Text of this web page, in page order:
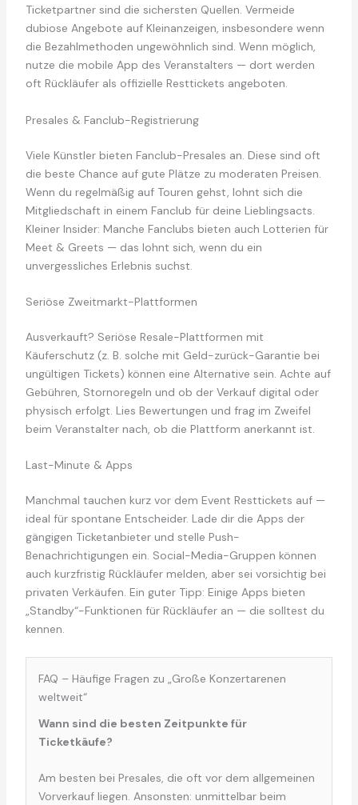
Ticketpartner sind die sichersten Quellen. Vermeide
dubiose Angebote auf Kleinanzeigen, insbesondere wenn
die Bezahlmethoden ungewöhnlich sind. Wenn möglich,
nutze die mobile App des Veranstalters — dort werden
oft Rückläufer als offizielle Resttickets angeboten.
Presales & Fanclub-Registrierung
Viele Künstler bieten Fanclub-Presales an. Diese sind oft
die beste Chance auf gute Plätze zu moderaten Preisen.
Wenn du regelmäßig auf Touren gehst, lohnt sich die
Mitgliedschaft in einem Fanclub für deine Lieblingsacts.
Kleiner Insider: Manche Fanclubs bieten auch Lotterien für
Meet & Greets — das lohnt sich, wenn du ein
unvergessliches Erlebnis suchst.
Seriöse Zweitmarkt-Plattformen
Ausverkauft? Seriöse Resale-Plattformen mit
Käuferschutz (z. B. solche mit Geld-zurück-Garantie bei
ungültigen Tickets) können eine Alternative sein. Achte auf
Gebühren, Stornoregeln und ob der Verkauf digital oder
physisch erfolgt. Lies Bewertungen und frag im Zweifel
beim Veranstalter nach, ob die Plattform anerkannt ist.
Last-Minute & Apps
Manchmal tauchen kurz vor dem Event Resttickets auf —
ideal für spontane Entscheider. Lade dir die Apps der
gängigen Ticketanbieter und stelle Push-
Benachrichtigungen ein. Social-Media-Gruppen können
auch kurzfristig Rückläufer melden, aber sei vorsichtig bei
privaten Verkäufen. Ein guter Tipp: Einige Apps bieten
„Standby“-Funktionen für Rückläufer an — die solltest du
kennen.
FAQ – Häufige Fragen zu „Große Konzertarenen
weltweit“
Wann sind die besten Zeitpunkte für
Ticketkäufe?
Am besten bei Presales, die oft vor dem allgemeinen
Vorverkauf liegen. Ansonsten: unmittelbar beim